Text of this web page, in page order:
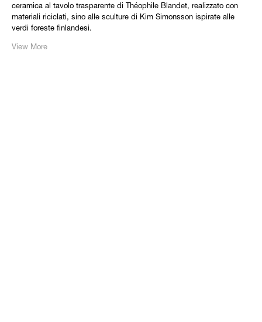
ceramica al tavolo trasparente di Théophile Blandet, realizzato con
materiali riciclati, sino alle sculture di Kim Simonsson ispirate alle
verdi foreste finlandesi.
View More